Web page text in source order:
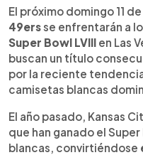
► Escuchar
El próximo domingo 11
49ersse enfrentarán a
Super Bowl LVIII en Las
buscan un título
por la reciente
camisetas blancas
El año pasado, Kansas
que han ganado el
blancas, convirtiéndose